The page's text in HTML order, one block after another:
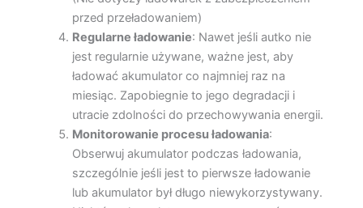
przed przeładowaniem)
Regularne ładowanie: Nawet jeśli autko nie
jest regularnie używane, ważne jest, aby
ładować akumulator co najmniej raz na
miesiąc. Zapobiegnie to jego degradacji i
utracie zdolności do przechowywania energii.
Monitorowanie procesu ładowania:
Obserwuj akumulator podczas ładowania,
szczególnie jeśli jest to pierwsze ładowanie
lub akumulator był długo niewykorzystywany.